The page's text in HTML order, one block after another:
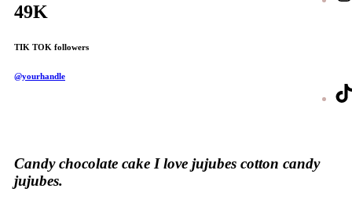
49K
TIK TOK followers
@yourhandle
Candy chocolate cake I love jujubes cotton candy
jujubes.